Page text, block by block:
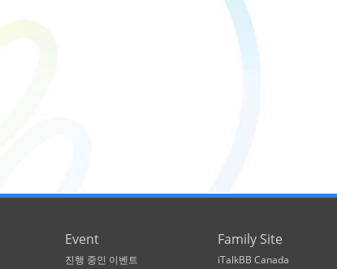
Event
진행 중인 이벤트
Family Site
iTalkBB Canada